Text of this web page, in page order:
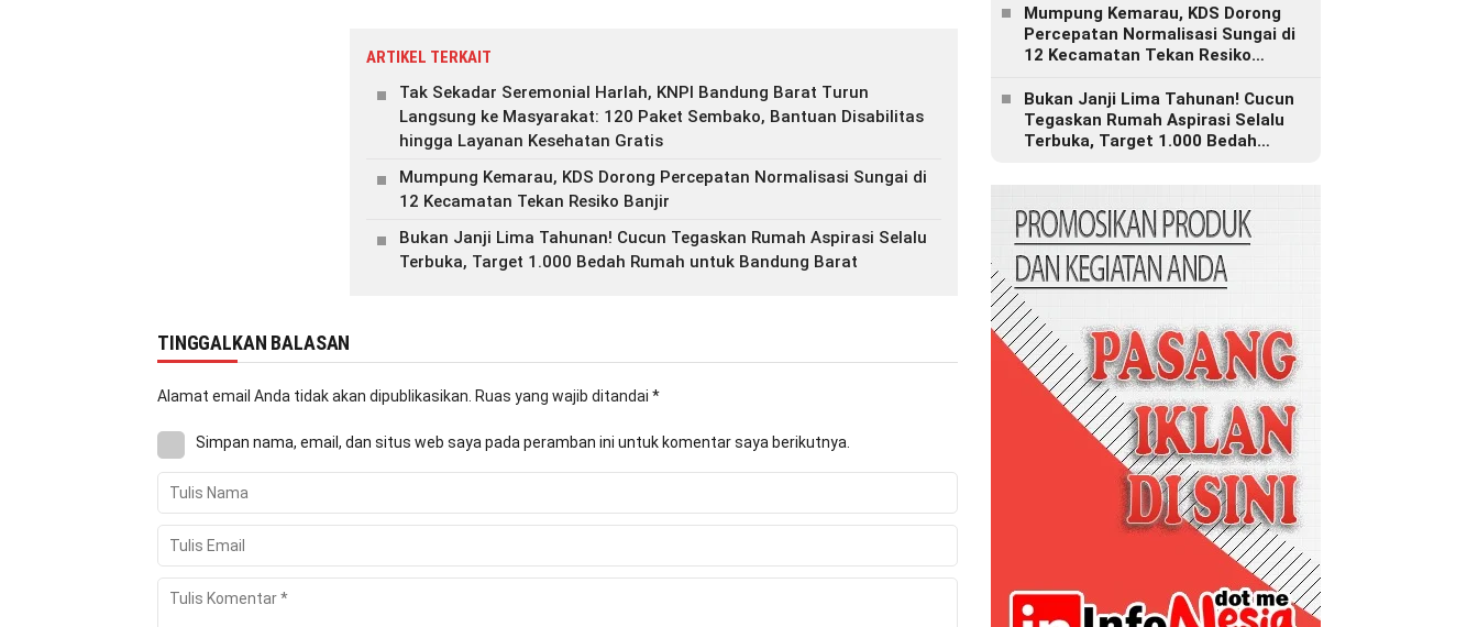
ARTIKEL TERKAIT
Tak Sekadar Seremonial Harlah, KNPI Bandung Barat Turun
Langsung ke Masyarakat: 120 Paket Sembako, Bantuan Disabilitas
hingga Layanan Kesehatan Gratis
Mumpung Kemarau, KDS Dorong Percepatan Normalisasi Sungai di
12 Kecamatan Tekan Resiko Banjir
Bukan Janji Lima Tahunan! Cucun Tegaskan Rumah Aspirasi Selalu
Terbuka, Target 1.000 Bedah Rumah untuk Bandung Barat
TINGGALKAN BALASAN
Alamat email Anda tidak akan dipublikasikan. Ruas yang wajib ditandai *
Simpan nama, email, dan situs web saya pada peramban ini untuk komentar saya berikutnya.
Disabilitas hingga Layanan
Kesehatan Gratis
Mumpung Kemarau, KDS Dorong
Percepatan Normalisasi Sungai di
12 Kecamatan Tekan Resiko
Bukan Janji Lima Tahunan! Cucun
Tegaskan Rumah Aspirasi Selalu
Terbuka, Target 1.000 Bedah